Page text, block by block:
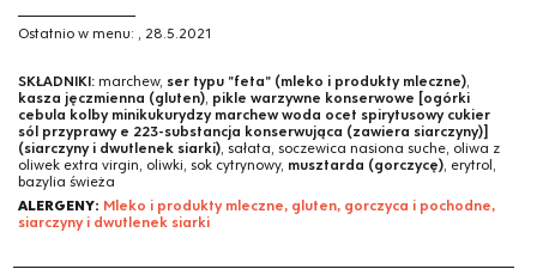
Ostatnio w menu: , 28.5.2021
SKŁADNIKI: marchew, ser typu "feta" (mleko i produkty mleczne),
kasza jęczmienna (gluten), pikle warzywne konserwowe [ogórki
cebula kolby minikukurydzy marchew woda ocet spirytusowy cukier
sól przyprawy e 223-substancja konserwująca (zawiera siarczyny)]
(siarczyny i dwutlenek siarki), sałata, soczewica nasiona suche, oliwa z
oliwek extra virgin, oliwki, sok cytrynowy, musztarda (gorczycę), erytrol,
bazylia świeża
ALERGENY: Mleko i produkty mleczne, gluten, gorczyca i pochodne,
siarczyny i dwutlenek siarki